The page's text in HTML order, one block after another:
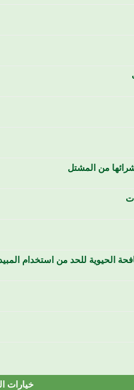
من المشتل
الحيوية للحد من استخدام
خيارات